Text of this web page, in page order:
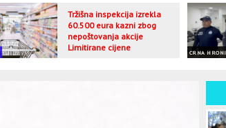
Tržišna inspekcija izrekla
60.500 eura kazni zbog
nepoštovanja akcije
Limitirane cijene
CRNA